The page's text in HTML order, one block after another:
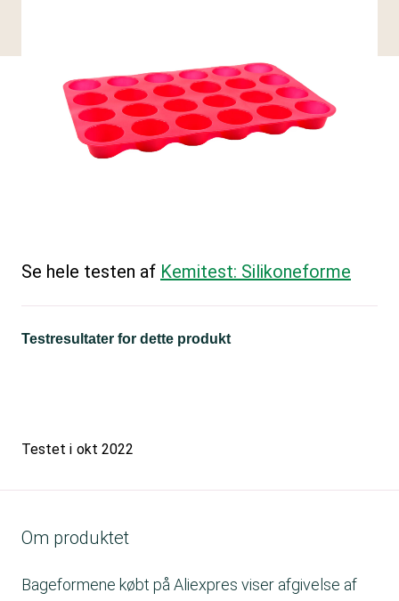
Se hele testen af Kemitest: Silikoneforme
Testresultater for dette produkt
Testet i okt 2022
Om produktet
Bageformene købt på Aliexpres viser afgivelse af